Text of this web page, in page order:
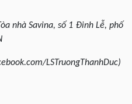
nhà Savina, số 1 Đinh Lễ, phố
LSTruongThanhDuc)